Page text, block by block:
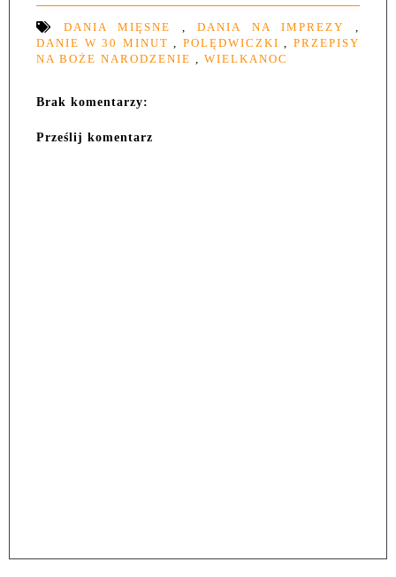
DANIA MIĘSNE ,DANIA NA IMPREZY
DANIE W 30 MINUT
POLĘDWICZKI ,PRZEPISY
NA BOŻE NARODZENIE
WIELKANOC
Brak komentarzy:
Prześlij komentarz